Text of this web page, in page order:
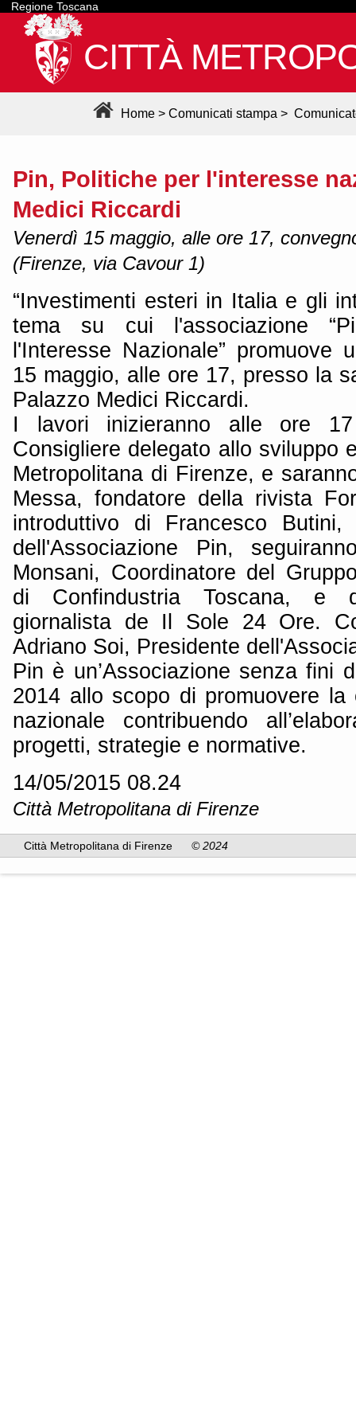
Regione Toscana
CITTÀ
Home > Comunicati stampa >
Pin, Politiche per l'interesse
Medici Riccardi
Venerdì 15 maggio, alle ore 17,
(Firenze, via Cavour 1)
“Investimenti esteri in Italia e gli
tema su cui l'associazione
l'Interesse Nazionale” promuove
15 maggio, alle ore 17, presso la
Palazzo Medici Riccardi.
I lavori inizieranno alle ore
Consigliere delegato allo sviluppo
Metropolitana di Firenze, e
Messa, fondatore della rivista
introduttivo di Francesco Butini,
dell'Associazione Pin,
Monsani, Coordinatore del
di Confindustria Toscana, e
giornalista de Il Sole 24 Ore.
Adriano Soi, Presidente
Pin è un’Associazione senza fini
2014 allo scopo di promuovere la
nazionale contribuendo
progetti, strategie e normative.
14/05/2015 08.24
Città Metropolitana di Firenze
Città Metropolitana di Firenze © 2024